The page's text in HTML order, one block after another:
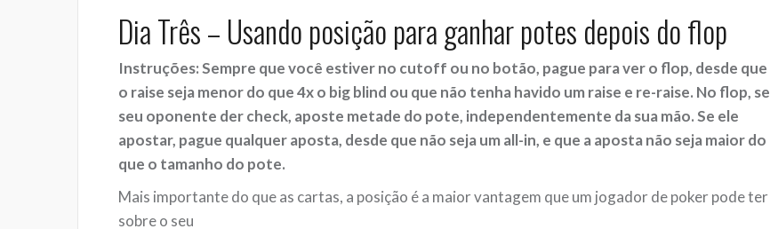
Dia Três – Usando posição para ganhar potes depois do flop
Instruções: Sempre que você estiver no cutoff ou no botão, pague para ver o flop, desde que
o raise seja menor do que 4x o big blind ou que não tenha havido um raise e re-raise. No flop, se
seu oponente der check, aposte metade do pote, independentemente da sua mão. Se ele
apostar, pague qualquer aposta, desde que não seja um all-in, e que a aposta não seja maior do
que o tamanho do pote.
Mais importante do que as cartas, a posição é a maior vantagem que um jogador de poker pode ter
sobre o seu